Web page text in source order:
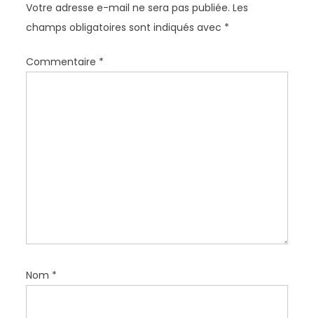
n
d
e
l
Votre adresse e-mail ne sera pas publiée. Les
champs obligatoires sont indiqués avec *
Commentaire *
Nom *